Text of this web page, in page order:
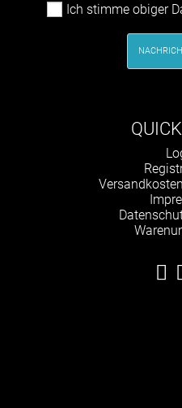
Ich stimme obiger